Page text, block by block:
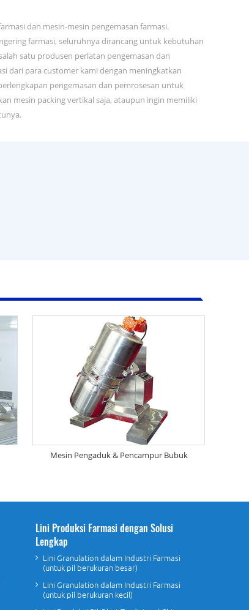
dan mesin-mesin pengemasan farmasi.
farmasi, seluruhnya dirancang untuk kebutuhan
satu produsen perlatan pengemasan dan
dari para customer kami dengan meningkatkan
pengemasan dan pemrosesan untuk
mesin packing vertikal saja, ataupun ingin memiliki
Mesin Pengaduk & Pencampur Bubuk
Lini Produksi Farmasi dengan Solusi
Lengkap
Lini Granulation dalam Industri Farmasi
(untuk pil berukuran besar)
Lini Granulation dalam Industri Farmasi
(untuk pil berukuran kecil)